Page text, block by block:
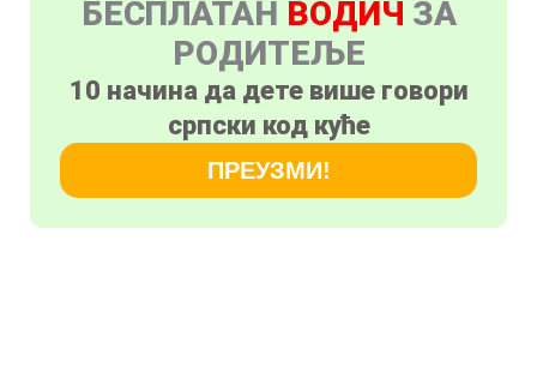
БЕСПЛАТАН ВОДИЧ ЗА
РОДИТЕЉЕ
10 начина да дете више говори
српски код куће
ПРЕУЗМИ!